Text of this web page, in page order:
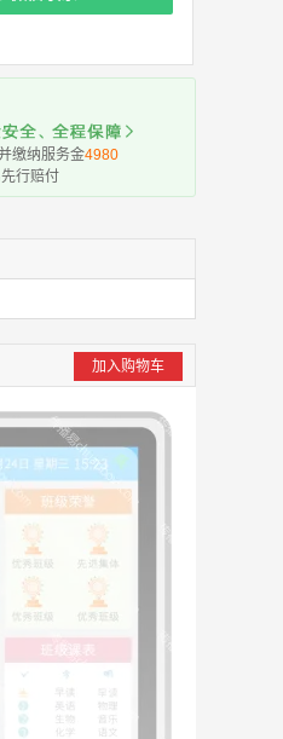
缴纳服务金4980
行赔付
加入购物车